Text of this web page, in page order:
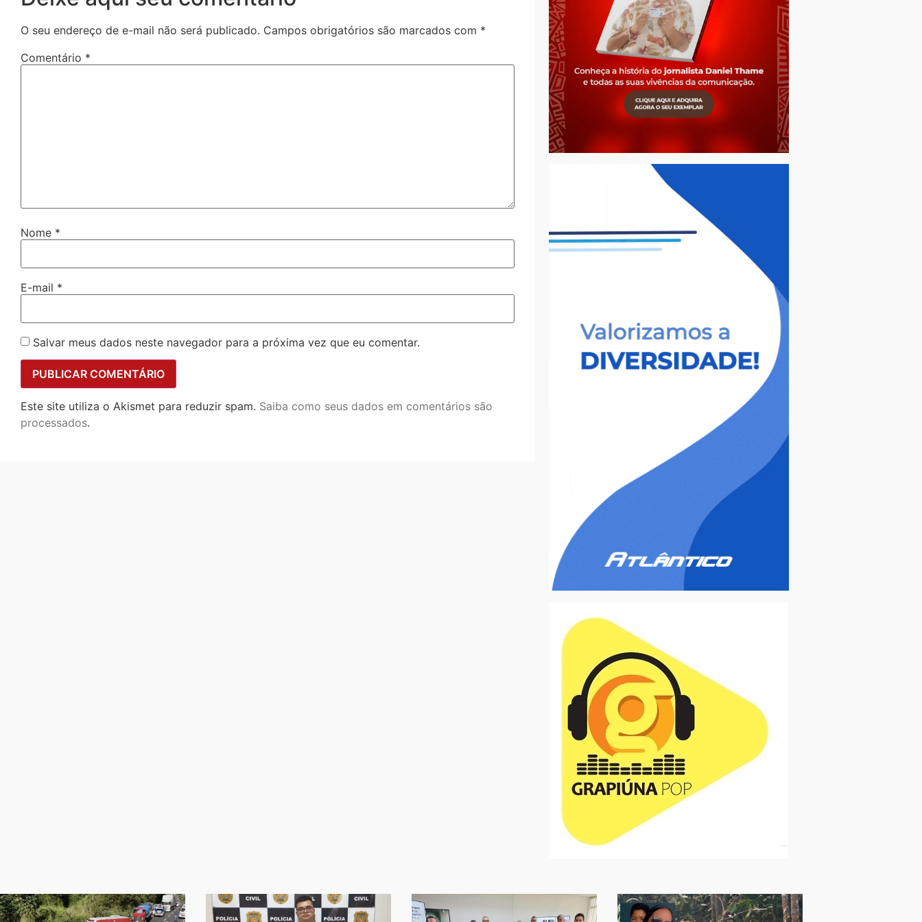
O seu endereço de e-mail não será publicado. Campos obrigatórios são marcados com *
Comentário *
Nome *
E-mail *
Salvar meus dados neste navegador para a próxima vez que eu comentar.
Este site utiliza o Akismet para reduzir spam. Saiba como seus dados em comentários são
processados.